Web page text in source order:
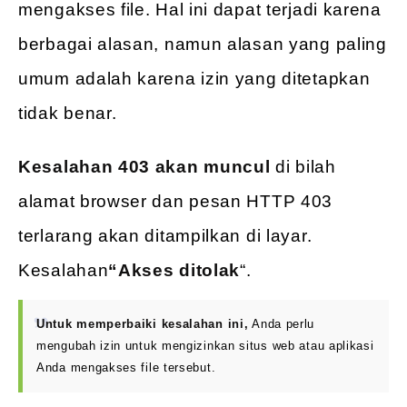
mengakses file. Hal ini dapat terjadi karena
berbagai alasan, namun alasan yang paling
umum adalah karena izin yang ditetapkan
tidak benar.
Kesalahan 403 akan munculdi bilah
alamat browser dan pesan HTTP 403
terlarang akan ditampilkan di layar.
Kesalahan“Akses ditolak“.
Untuk memperbaiki kesalahan ini, Anda perlu
mengubah izin untuk mengizinkan situs web atau aplikasi
Anda mengakses file tersebut.